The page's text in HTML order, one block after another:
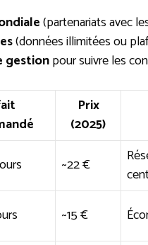
(partenariats avec
(données illimitées ou
gestionpour suivre les
Prix
(2025)
~22 €
~15 €